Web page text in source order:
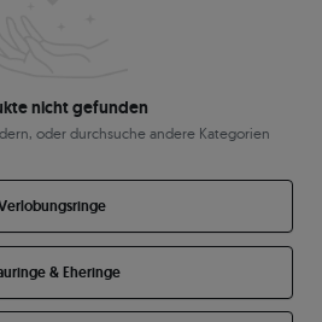
nicht gefunden
oder durchsuche andere Kategorien
& Eheringe